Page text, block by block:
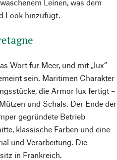
Leinen, was dem
Look hinzufügt.
Wort für Meer, und mit „lux“
sein. Maritimen Charakter
die Armor lux fertigt –
und Schals. Der Ende der
gegründete Betrieb
klassische Farben und eine
und Verarbeitung. Die
in Frankreich.